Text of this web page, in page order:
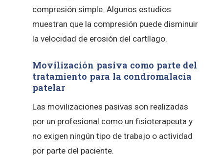
compresión simple. Algunos estudios
muestran que la compresión puede disminuir
la velocidad de erosión del cartílago.
Movilización pasiva como parte del
tratamiento para la condromalacia
patelar
Las movilizaciones pasivas son realizadas
por un profesional como un fisioterapeuta y
no exigen ningún tipo de trabajo o actividad
por parte del paciente.